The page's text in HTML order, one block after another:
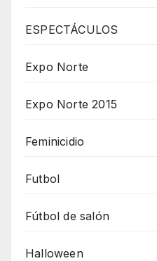
ESPECTÁCULOS
Expo Norte
Expo Norte 2015
Feminicidio
Futbol
Fútbol de salón
Halloween